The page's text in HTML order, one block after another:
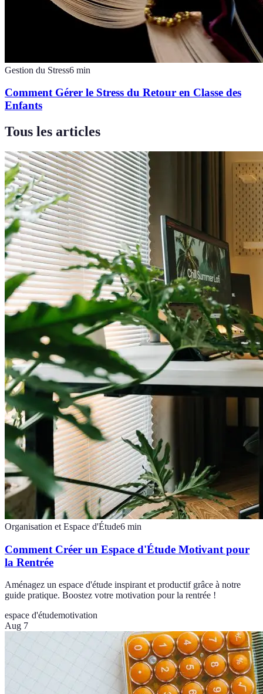
Gestion du Stress6 min
Comment Gérer le Stress du Retour en Classe des
Enfants
Tous les articles
Organisation et Espace d'Étude6 min
Comment Créer un Espace d'Étude Motivant pour
la Rentrée
Aménagez un espace d'étude inspirant et productif grâce à notre
guide pratique. Boostez votre motivation pour la rentrée !
espace d'étudemotivation
Aug 7